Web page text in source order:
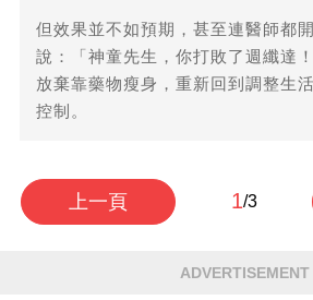
但效果並不如預期，甚至連醫師都
說：「神童先生，你打敗了週纖達
放棄靠藥物瘦身，重新回到調整生
控制。
上一頁 1/3
ADVERTISEMENT